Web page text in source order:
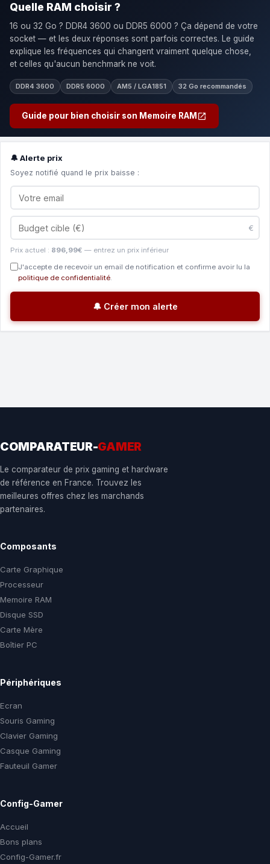
Quelle RAM choisir ?
16 ou 32 Go ? DDR4 3600 ou DDR5 6000 ? Ça dépend de votre
socket — et les deux réponses sont parfois correctes. Le guide
explique les fréquences qui changent vraiment quelque chose,
et celles qu'aucun benchmark ne voit.
DDR4 3600 DDR5 6000 AM5 / LGA1851 32 Go recommandés
Guide pour bien choisir son Memoire RAM
🔔 Alerte prix
Soyez notifié quand le prix baisse :
€
Prix actuel : 896,99€ — entrez un prix inférieur
J'accepte de recevoir un email de notification et confirme avoir lu la
politique de confidentialité.
🔔 Créer mon alerte
COMPARATEUR-GAMER
Le comparateur de prix gaming et hardware
de référence en France. Trouvez les
meilleures offres chez les marchands
partenaires.
Composants
Carte Graphique
Processeur
Memoire RAM
Disque SSD
Carte Mère
Boîtier PC
Périphériques
Ecran
Souris Gaming
Clavier Gaming
Casque Gaming
Fauteuil Gamer
Config-Gamer
Accueil
Bons plans
Config-Gamer.fr